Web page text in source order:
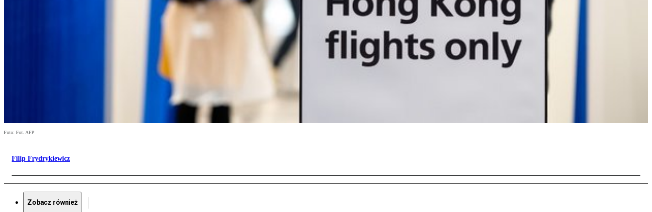
Foto: Fot. AFP
Filip Frydrykiewicz
Zobacz również